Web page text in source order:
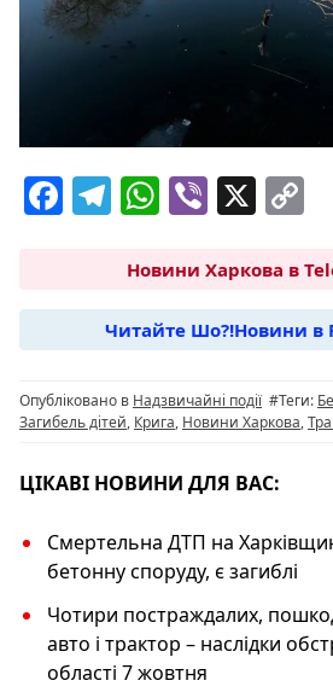
F
e
b
o
o
k
T
e
g
ra
m
W
at
s
A
p
p
Vi
er
X
p
y
Li
n
k
Новини Харкова в
Читайте Шо?!Новини в
Опубліковано в Надзвичайні події #Теги:
Загибель дітей, Крига, Новини Харкова,
ЦІКАВІ НОВИНИ ДЛЯ ВАС:
Смертельна ДТП на
бетонну споруду, є загиблі
Чотири постраждалих,
авто і трактор – наслідки
області 7 жовтня